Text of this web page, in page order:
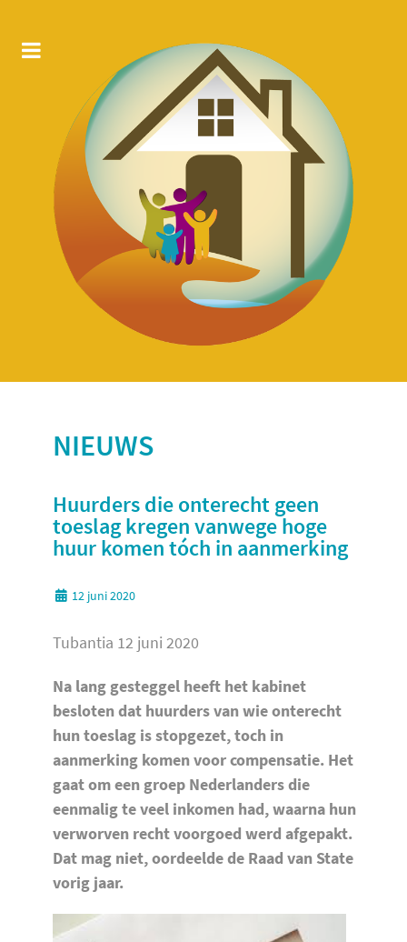
NIEUWS
Huurders die onterecht geen
toeslag kregen vanwege hoge
huur komen tóch in aanmerking
12 juni 2020
Tubantia 12 juni 2020
Na lang gesteggel heeft het kabinet
besloten dat huurders van wie onterecht
hun toeslag is stopgezet, toch in
aanmerking komen voor compensatie. Het
gaat om een groep Nederlanders die
eenmalig te veel inkomen had, waarna hun
verworven recht voorgoed werd afgepakt.
Dat mag niet, oordeelde de Raad van State
vorig jaar.